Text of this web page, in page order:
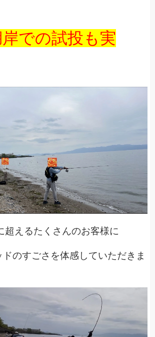
での試投も実
超えるたくさんのお客様に
のすごさを体感していただきま